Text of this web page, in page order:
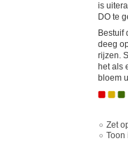
is
DO te
Bestuif
deeg
rijzen.
het als
bloem
Zet
Toon